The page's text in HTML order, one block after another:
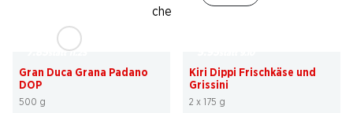
che
30%
statt 11.25
Gran Duca Grana Padano
DOP
500 g
Kiri Dippi Frischkäse und
Grissini
2 x 175 g